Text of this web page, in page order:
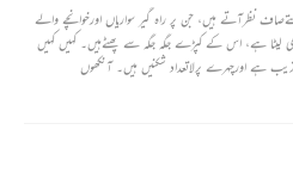
نظرآتے ہیں، جن پر راہ گیر سواریاں اورخوانچے والے
لیٹا ہے، اس کے کپڑے جگہ جگہ سے پھٹےہیں۔ کہیں کہیں
ہے اورچہرے پرلاتعداد شکنیں ہیں۔ آنکھوں